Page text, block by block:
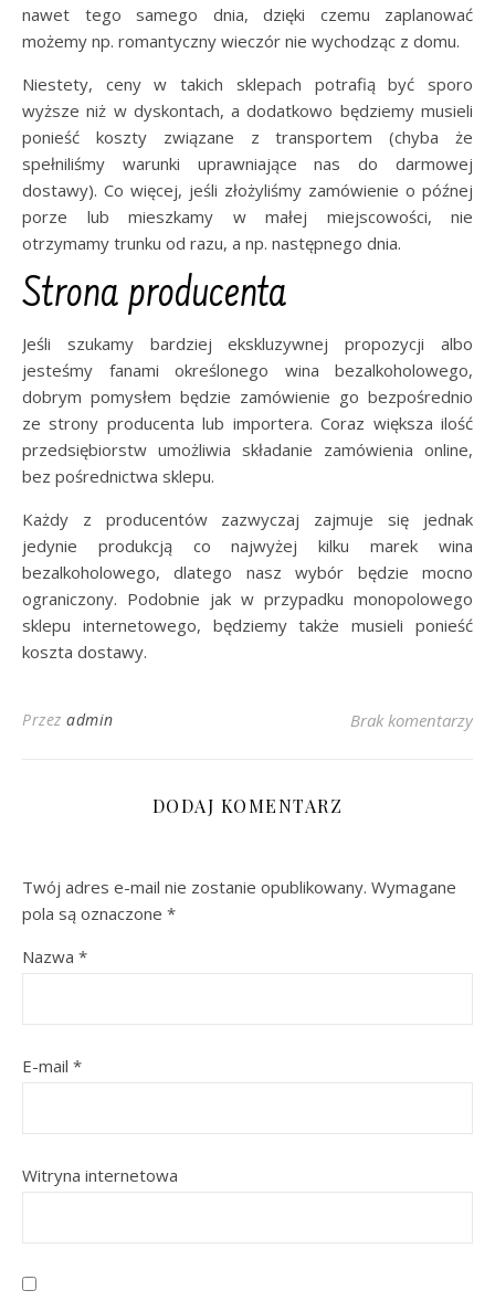
nawet tego samego dnia, dzięki czemu zaplanować
możemy np. romantyczny wieczór nie wychodząc z domu.
Niestety, ceny w takich sklepach potrafią być sporo
wyższe niż w dyskontach, a dodatkowo będziemy musieli
ponieść koszty związane z transportem (chyba że
spełniliśmy warunki uprawniające nas do darmowej
dostawy). Co więcej, jeśli złożyliśmy zamówienie o późnej
porze lub mieszkamy w małej miejscowości, nie
otrzymamy trunku od razu, a np. następnego dnia.
Strona producenta
Jeśli szukamy bardziej ekskluzywnej propozycji albo
jesteśmy fanami określonego wina bezalkoholowego,
dobrym pomysłem będzie zamówienie go bezpośrednio
ze strony producenta lub importera. Coraz większa ilość
przedsiębiorstw umożliwia składanie zamówienia online,
bez pośrednictwa sklepu.
Każdy z producentów zazwyczaj zajmuje się jednak
jedynie produkcją co najwyżej kilku marek wina
bezalkoholowego, dlatego nasz wybór będzie mocno
ograniczony. Podobnie jak w przypadku monopolowego
sklepu internetowego, będziemy także musieli ponieść
koszta dostawy.
Przez admin Brak komentarzy
DODAJ KOMENTARZ
Twój adres e-mail nie zostanie opublikowany. Wymagane
pola są oznaczone *
Nazwa *
E-mail *
Witryna internetowa